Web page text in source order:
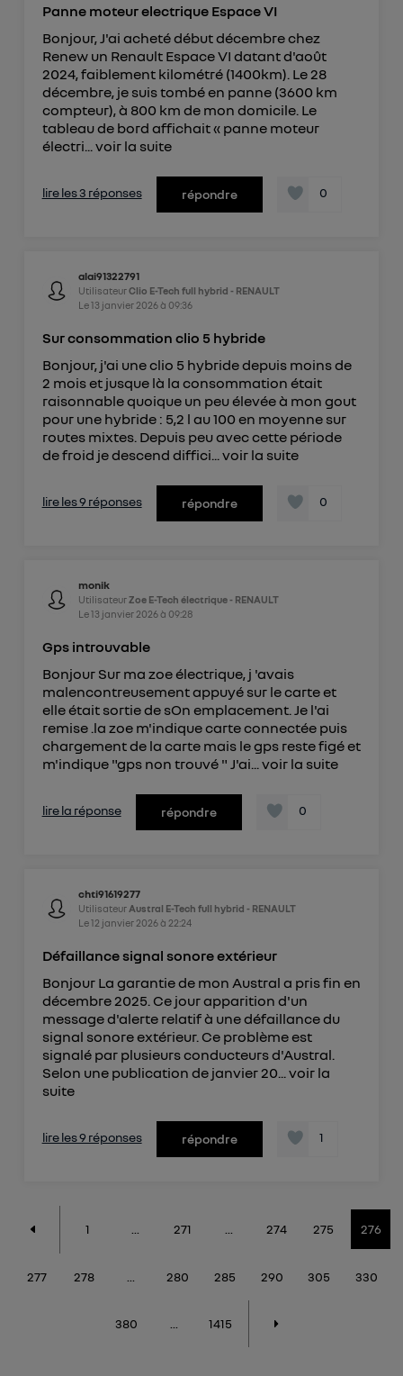
Panne moteur electrique Espace VI
Bonjour, J'ai acheté début décembre chez
Renew un Renault Espace VI datant d'août
2024, faiblement kilométré (1400km). Le 28
décembre, je suis tombé en panne (3600 km
compteur), à 800 km de mon domicile. Le
tableau de bord affichait « panne moteur
électri... voir la suite
lire les 3 réponses répondre 0
alai91322791
UtilisateurClio E-Tech full hybrid - RENAULT
Le13 janvier 2026à 09:36
Sur consommation clio 5 hybride
Bonjour, j'ai une clio 5 hybride depuis moins de
2 mois et jusque là la consommation était
raisonnable quoique un peu élevée à mon gout
pour une hybride : 5,2 l au 100 en moyenne sur
routes mixtes. Depuis peu avec cette période
de froid je descend diffici... voir la suite
lire les 9 réponses répondre 0
monik
UtilisateurZoe E-Tech électrique - RENAULT
Le13 janvier 2026à 09:28
Gps introuvable
Bonjour Sur ma zoe électrique, j 'avais
malencontreusement appuyé sur le carte et
elle était sortie de sOn emplacement. Je l'ai
remise .la zoe m'indique carte connectée puis
chargement de la carte mais le gps reste figé et
m'indique "gps non trouvé " J'ai... voir la suite
lire la réponse répondre 0
chti91619277
Utilisateur Austral E-Tech full hybrid - RENAULT
Le12 janvier 2026à 22:24
Défaillance signal sonore extérieur
Bonjour La garantie de mon Austral a pris fin en
décembre 2025. Ce jour apparition d'un
message d'alerte relatif à une défaillance du
signal sonore extérieur. Ce problème est
signalé par plusieurs conducteurs d'Austral.
Selon une publication de janvier 20...voir la
suite
lire les 9 réponses répondre 1
1 271 274 275 276
277 278 280 285 290 305 330
380 1415